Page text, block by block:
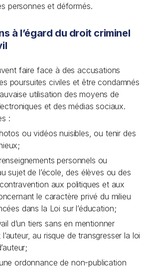
personnes et déformés.
à l’égard du droit criminel
faire face à des accusations
poursuites civiles et être condamnés
utilisation des moyens de
et des médias sociaux.
:
ou vidéos nuisibles, ou tenir des
personnels ou
sujet de l’école, des élèves ou des
aux politiques et aux
le caractère privé du milieu
dans la Loi sur l’éducation;
d’un tiers sans en mentionner
au risque de transgresser la loi
ordonnance de non-publication